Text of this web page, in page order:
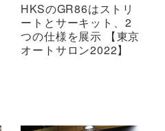
HKSのGR86はストリ
ートとサーキット、2
つの仕様を展示 【東京
オートサロン2022】